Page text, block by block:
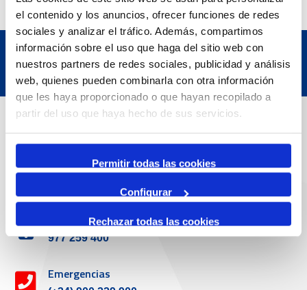
el contenido y los anuncios, ofrecer funciones de redes
sociales y analizar el tráfico. Además, compartimos
información sobre el uso que haga del sitio web con
nuestros partners de redes sociales, publicidad y análisis
web, quienes pueden combinarla con otra información
que les haya proporcionado o que hayan recopilado a
partir del uso que haya hecho de sus servicios.
Permitir todas las cookies
Configurar
Rechazar todas las cookies
Datos de contacto
Dirección
Teléfono de contacto
977 259 400
Emergencias